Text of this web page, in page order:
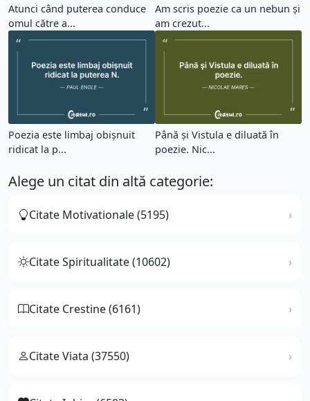
Atunci când puterea conduce
omul către a...
Am scris poezie ca un nebun şi
am crezut...
Poezia este limbaj obişnuit
ridicat la p...
Până şi Vistula e diluată în
poezie. Nic...
Alege un citat din altă categorie:
Citate Motivationale (5195)
Citate Spiritualitate (10602)
Citate Crestine (6161)
Citate Viata (37550)